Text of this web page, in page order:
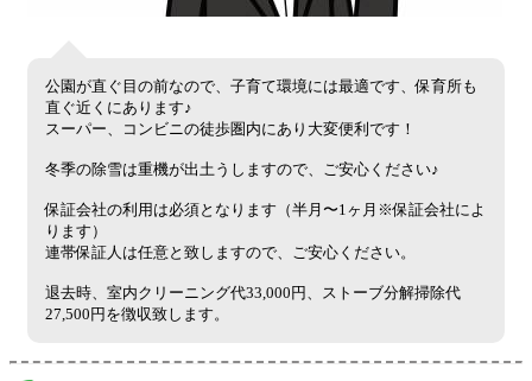
公園が直ぐ目の前なので、子育て環境には最適です、保育所も
直ぐ近くにあります♪
スーパー、コンビニの徒歩圏内にあり大変便利です！
冬季の除雪は重機が出土うしますので、ご安心ください♪
保証会社の利用は必須となります（半月〜1ヶ月※保証会社によ
ります）
連帯保証人は任意と致しますので、ご安心ください。
退去時、室内クリーニング代33,000円、ストーブ分解掃除代
27,500円を徴収致します。